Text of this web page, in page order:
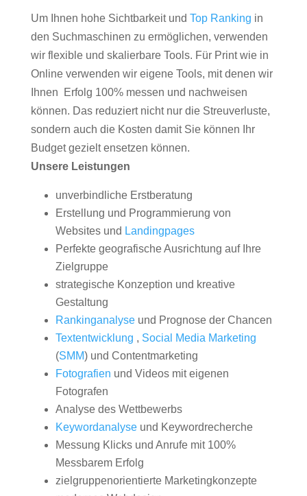
Um Ihnen hohe Sichtbarkeit und Top Ranking in
den Suchmaschinen zu ermöglichen, verwenden
wir flexible und skalierbare Tools. Für Print wie in
Online verwenden wir eigene Tools, mit denen wir
Ihnen Erfolg 100% messen und nachweisen
können. Das reduziert nicht nur die Streuverluste,
sondern auch die Kosten damit Sie können Ihr
Budget gezielt ensetzen können.
Unsere Leistungen
unverbindliche Erstberatung
Erstellung und Programmierung von
Websites und Landingpages
Perfekte geografische Ausrichtung auf Ihre
Zielgruppe
strategische Konzeption und kreative
Gestaltung
Rankinganalyseund Prognose der Chancen
Textentwicklung , Social Media Marketing
(SMM) und Contentmarketing
Fotografien und Videos mit eigenen
Fotografen
Analyse des Wettbewerbs
Keywordanalyseund Keywordrecherche
Messung Klicks und Anrufe mit 100%
Messbarem Erfolg
zielgruppenorientierte Marketingkonzepte